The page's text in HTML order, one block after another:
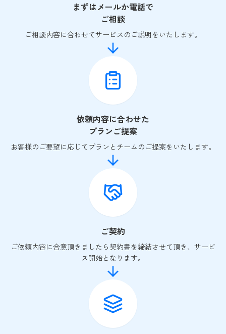
まずはメールか電話で
ご相談
ご相談内容に合わせてサービスのご説明をいたします。
依頼内容に合わせた
プランご提案
お客様のご要望に応じてプランとチームのご提案をいたします。
ご契約
ご依頼内容に合意頂きましたら契約書を締結させて頂き、サービ
ス開始となります。